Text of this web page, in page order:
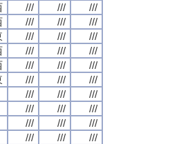
/// ///
///
/// ///
///
/// ///
///
/// ///
///
/// ///
///
/// ///
///
/// ///
///
/// ///
///
/// ///
///
/// ///
///